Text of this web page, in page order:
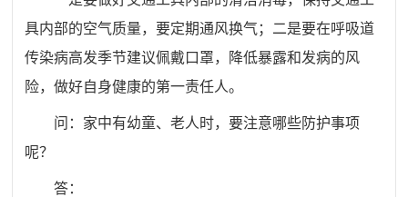
具内部的空气质量，要定期通风换气；二是要在呼吸道
传染病高发季节建议佩戴口罩，降低暴露和发病的风
险，做好自身健康的第一责任人。
问：家中有幼童、老人时，要注意哪些防护事项
呢？
答：